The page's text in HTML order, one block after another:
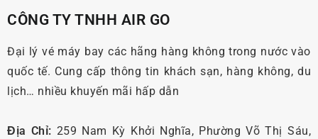
CÔNG TY TNHH AIR GO
Đại lý vé máy bay các hãng hàng không trong nước vào
quốc tế. Cung cấp thông tin khách sạn, hàng không, du
lịch… nhiều khuyến mãi hấp dẫn
Địa Chỉ: 259 Nam Kỳ Khởi Nghĩa, Phường Võ Thị Sáu,